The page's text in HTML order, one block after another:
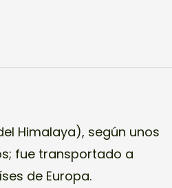
Himalaya), según unos
fue transportado a
de Europa.